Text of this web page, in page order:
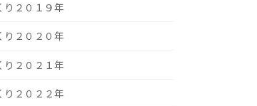
り２０１９年
り２０２０年
り２０２１年
り２０２２年